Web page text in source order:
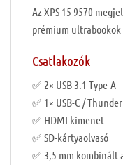
Az XPS 15 9570
prémium ultrabookok
Csatlakozók
✅ 2× USB 3.1 Type-A
✅ 1× USB-C /
✅ HDMI kimenet
✅ SD-kártyaolvasó
✅ 3,5 mm kombinált